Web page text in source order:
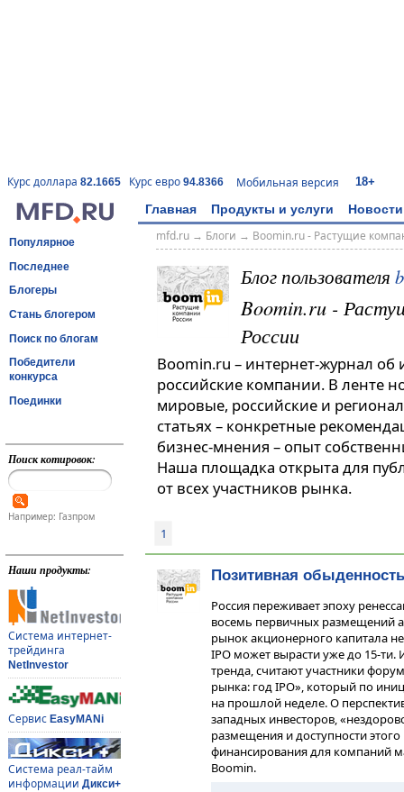
Курс доллара 82.1665 Курс евро 94.8366 Мобильная версия 18+
Главная Продукты и услуги Новости
Популярное
Последнее
Блогеры
Стань блогером
Поиск по блогам
Победители
конкурса
Поединки
Поиск котировок:
Например: Газпром
Наши продукты:
Система интернет-
трейдинга
NetInvestor
Сервис EasyMANi
Система реал-тайм
информации Дикси+
mfd.ru→ Блоги → Boomin.ru - Растущие
Блог пользователя
Boomin.ru -
России
Boomin.ru – интернет-журнал об
российские компании. В ленте
мировые, российские и
статьях – конкретные
бизнес-мнения – опыт
Наша площадка открыта для
от всех участников рынка.
1
Позитивная
Россия переживает эпоху
восемь первичных размещений
рынок акционерного капитала
IPO может вырасти уже до 15-ти.
тренда, считают участники
рынка: год IPO», который по
на прошлой неделе. О
западных инвесторов,
размещения и доступности
финансирования для компаний
Boomin.